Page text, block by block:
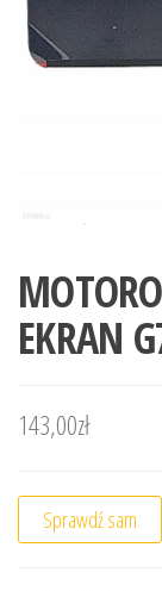
EKRAN
143,00zł
Sprawdź sam